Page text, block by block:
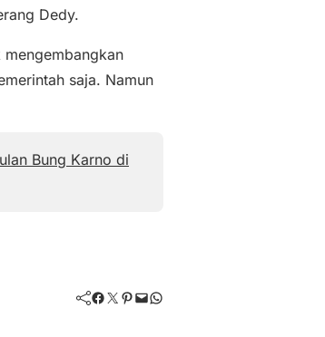
Dedy.
saja. Namun
Bung Karno di
Facebook Twitter Pinterest Mail WhatsApp